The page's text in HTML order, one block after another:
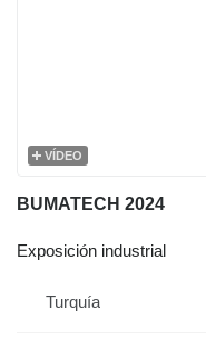
VÍDEO
BUMATECH 2024
Exposición industrial
Turquía